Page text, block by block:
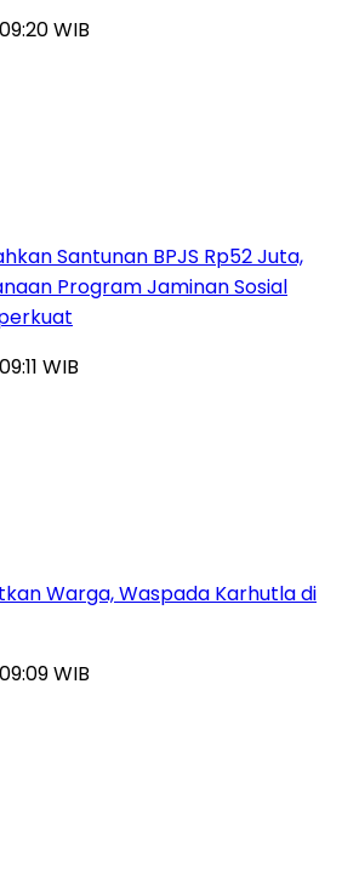
WIB
Santunan BPJS Rp52 Juta,
Program Jaminan Sosial
WIB
Warga, Waspada Karhutla di
WIB